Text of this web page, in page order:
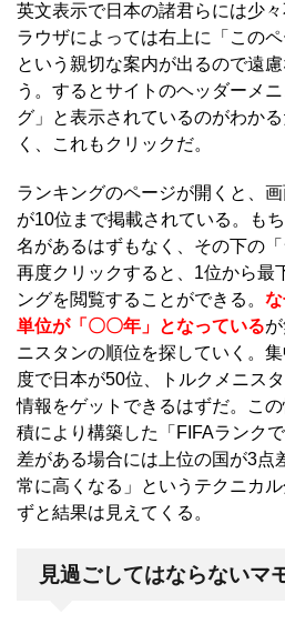
英文表示で日本の諸君らには少
ラウザによっては右上に「この
という親切な案内が出るので遠
う。するとサイトのヘッダーメ
グ」と表示されているのがわか
く、これもクリックだ。
ランキングのページが開くと、
が10位まで掲載されている。も
名があるはずもなく、その下の
再度クリックすると、1位から最
ングを閲覧することができる。
単位が「〇〇年」となっている
ニスタンの順位を探していく。
度で日本が50位、トルクメニス
情報をゲットできるはずだ。こ
積により構築した「FIFAランク
差がある場合には上位の国が3点
常に高くなる」というテクニカ
ずと結果は見えてくる。
見過ごしてはならないマ